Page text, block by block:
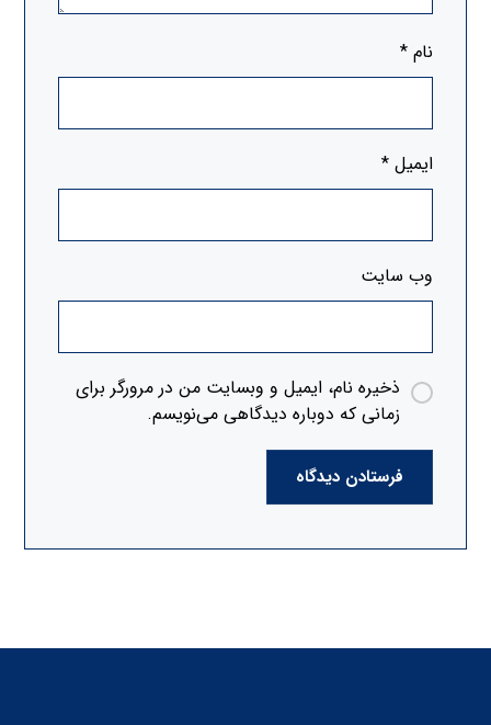
نام*
ایمیل*
وب‌ سایت
ذخیره نام، ایمیل و وبسایت من در مرورگر برای
زمانی که دوباره دیدگاهی می‌نویسم.
فرستادن دیدگاه